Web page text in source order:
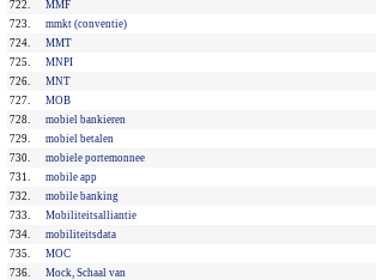
722.
MMF
723.
mmkt (conventie)
724.
MMT
725.
MNPI
726.
MNT
727.
MOB
728.
mobiel bankieren
729.
mobiel betalen
730.
mobiele portemonnee
731.
mobile app
732.
mobile banking
733.
Mobiliteitsalliantie
734.
mobiliteitsdata
735.
MOC
736.
Mock, Schaal van